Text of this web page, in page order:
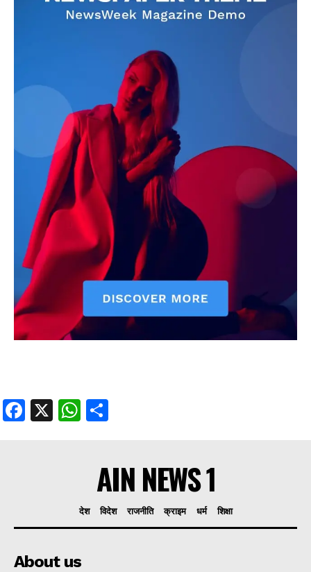
AIN NEWS 1
Contact Us
Privacy Policy
Terms of Use Agreement
Facebook
X WhatsApp
Share
Facebook
X WhatsApp
AIN NEWS 1
देश विदेश राजनीति क्राइम धर्म शिक्षा
About us